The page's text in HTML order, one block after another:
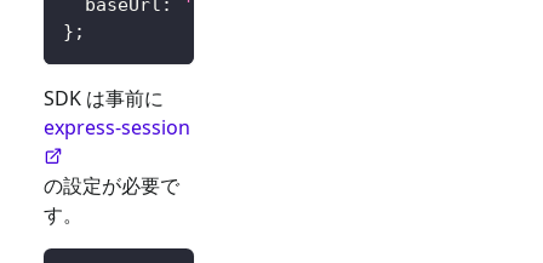
  baseUrl
: '<your-express-app-base-url>'
} ;
SDK は事前に
express-session
の設定が必要で
す。